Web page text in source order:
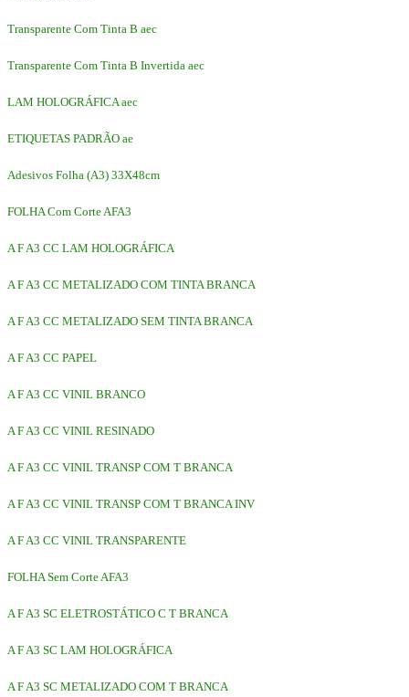
Transparente Com Tinta B aec
Transparente Com Tinta B Invertida aec
LAM HOLOGRÁFICA aec
ETIQUETAS PADRÃO ae
Adesivos Folha (A3) 33X48cm
FOLHA Com Corte AFA3
A F A3 CC LAM HOLOGRÁFICA
A F A3 CC METALIZADO COM TINTA BRANCA
A F A3 CC METALIZADO SEM TINTA BRANCA
A F A3 CC PAPEL
A F A3 CC VINIL BRANCO
A F A3 CC VINIL RESINADO
A F A3 CC VINIL TRANSP COM T BRANCA
A F A3 CC VINIL TRANSP COM T BRANCA INV
A F A3 CC VINIL TRANSPARENTE
FOLHA Sem Corte AFA3
A F A3 SC ELETROSTÁTICO C T BRANCA
A F A3 SC LAM HOLOGRÁFICA
A F A3 SC METALIZADO COM T BRANCA